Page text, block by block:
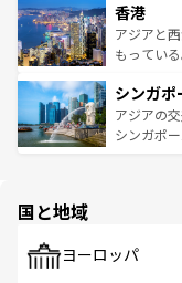
とつ。フ
ひ現地で
が旅行者
参照してほ
の活気が
帯で自然
いビーチ
激する。
が待って
た文化、
香港
アジアと
もってい
み、どこ
ており、
うな絶景
シンガポ
アジアの
シンガポ
で、ホー
国と地域
ヨーロッパ